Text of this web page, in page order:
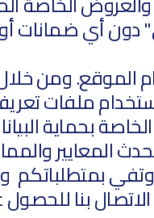
بمتطلباتكم